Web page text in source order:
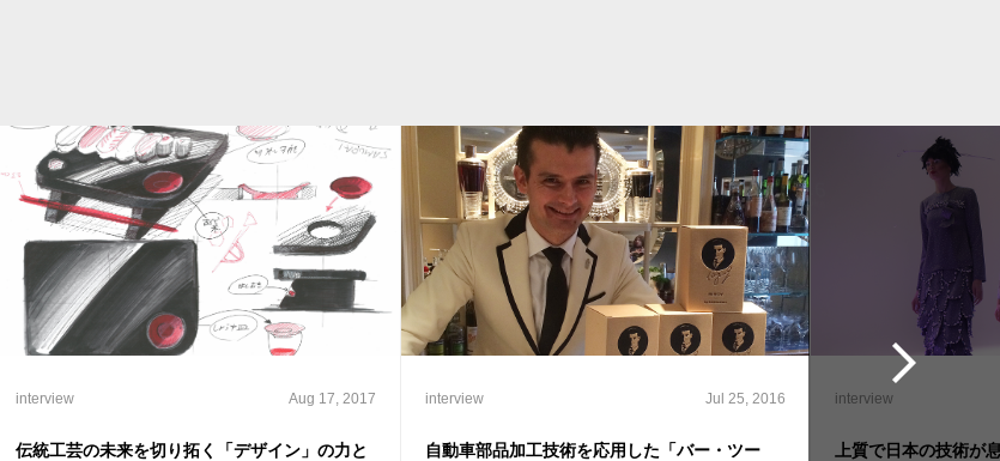
interview Aug 17, 2017
伝統工芸の未来を切り拓く「デザイン」の力と
interview Jul 25, 2016
自動車部品加工技術を応用した「バー・ツー
interview
上質で日本の技術が